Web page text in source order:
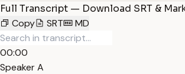
Full Transcript — Download SRT &
Copy
SRT MD
00:00
Speaker A